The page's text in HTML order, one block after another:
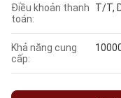
Điều khoản thanh
toán:
T/T,
Khả năng cung
cấp: